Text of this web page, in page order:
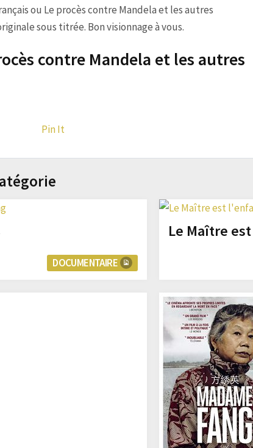
ou Le procès contre Mandela et les autres
sous titrée. Bon visionnage à vous.
contre Mandela et les autres
Pin It
DOCUMENTAIRE
Le Maître